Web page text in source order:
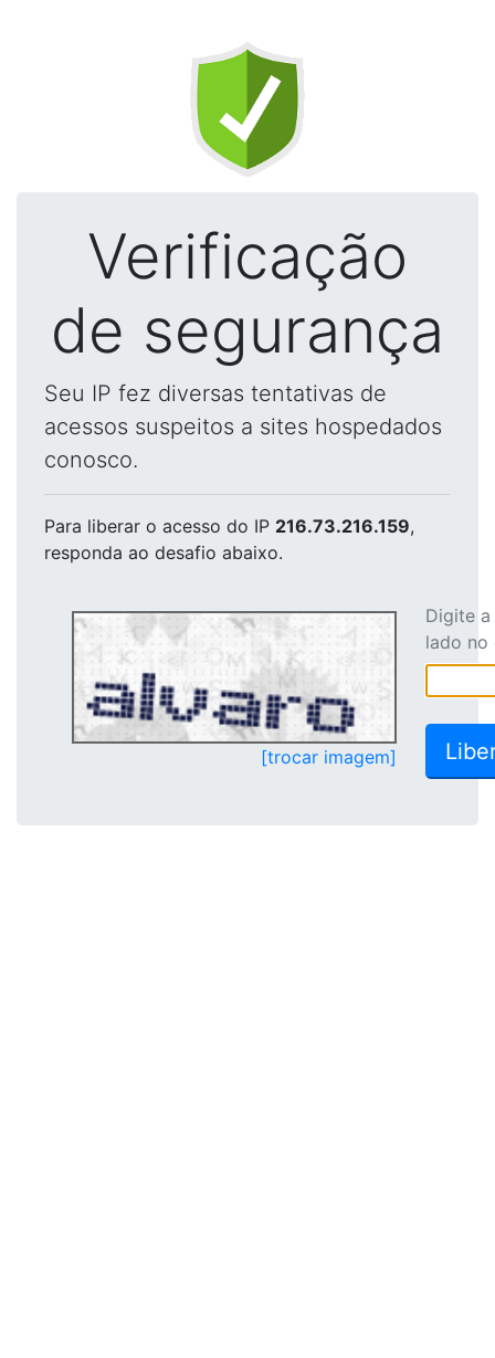
Verificação
de segurança
Seu IP fez diversas tentativas de
acessos suspeitos a sites hospedados
conosco.
Para liberar o acesso do IP 216.73.216.159,
responda ao desafio abaixo.
[trocar imagem]
Digite
lado no